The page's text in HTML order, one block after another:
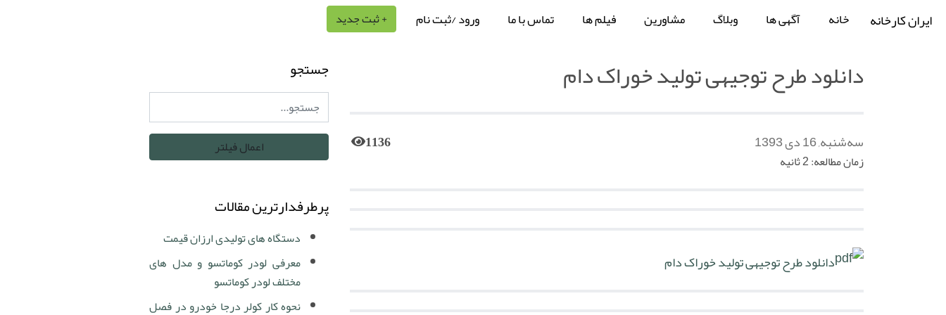
ایران کارخانه خانه آگهی ها وبلاگ مشاورین فیلم ها تماس با ما ورود /ثبت نام + ثبت جدید
دانلود طرح توجیهی تولید خوراک دام
سه‌شنبه, 16 دی 1393 1136
زمان مطالعه: 2 ثانیه
دانلود طرح توجیهی تولید خوراک دام
جستجو
پرطرفدارترین مقالات
دستگاه های تولیدی ارزان قیمت
معرفی لودر کوماتسو و مدل های
مختلف لودر کوماتسو
نحوه کار کولر درجا خودرو در فصل